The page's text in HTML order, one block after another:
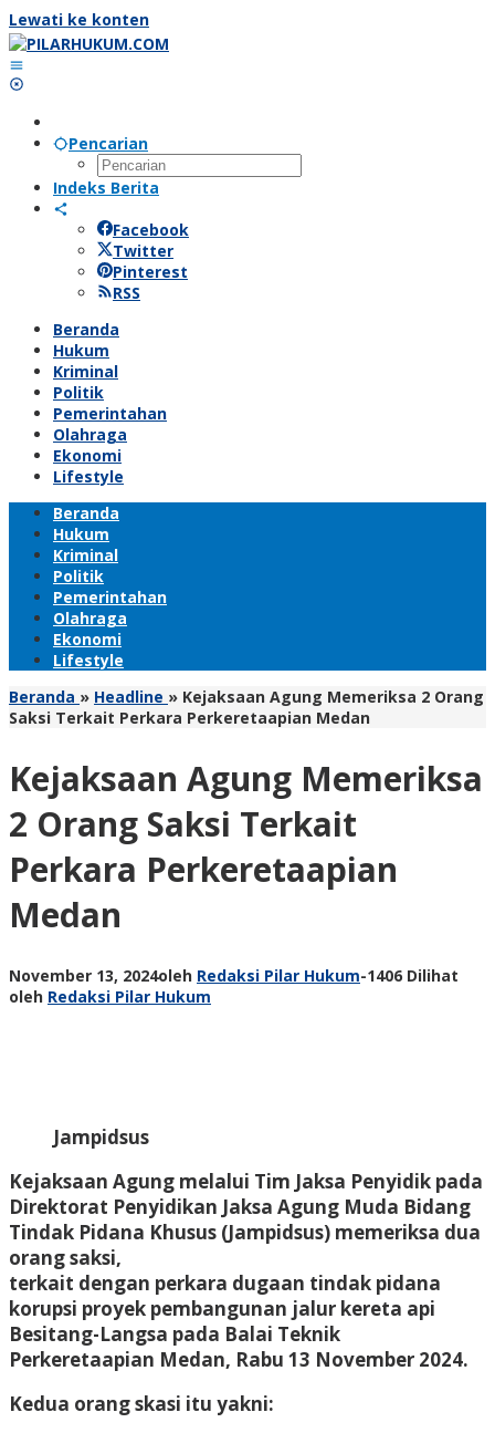
Lewati ke konten
Pencarian
Indeks Berita
Facebook
Twitter
Pinterest
RSS
Beranda
Hukum
Kriminal
Politik
Pemerintahan
Olahraga
Ekonomi
Lifestyle
Beranda
Hukum
Kriminal
Politik
Pemerintahan
Olahraga
Ekonomi
Lifestyle
Beranda » Headline » Kejaksaan Agung Memeriksa 2 Orang
Saksi Terkait Perkara Perkeretaapian Medan
Kejaksaan Agung Memeriksa
2 Orang Saksi Terkait
Perkara Perkeretaapian
Medan
November 13, 2024oleh Redaksi Pilar Hukum-1406 Dilihat
oleh Redaksi Pilar Hukum
Jampidsus
Kejaksaan Agung melalui Tim Jaksa Penyidik pada
Direktorat Penyidikan Jaksa Agung Muda Bidang
Tindak Pidana Khusus (Jampidsus) memeriksa dua
orang saksi,
terkait dengan perkara dugaan tindak pidana
korupsi proyek pembangunan jalur kereta api
Besitang-Langsa pada Balai Teknik
Perkeretaapian Medan, Rabu 13 November 2024.
Kedua orang skasi itu yakni: